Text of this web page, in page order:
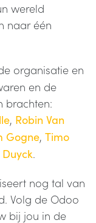
wereld
naar één
organisatie en
en de
brachten:
, Robin Van
Gogne, Timo
.
nog tal van
Volg de Odoo
bij jou in de